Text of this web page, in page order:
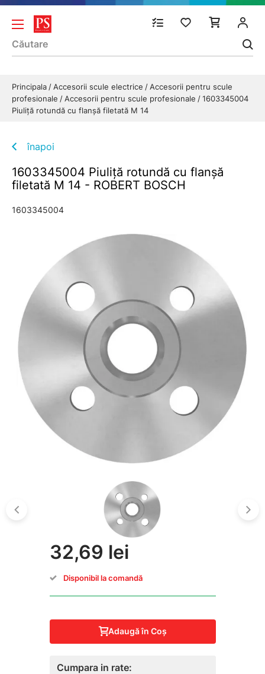
Principala Accesorii scule electrice
Accesorii pentru scule
profesionale
Accesorii pentru scule profesionale
1603345004
Piuliţă rotundă cu flanşă filetată M 14
înapoi
1603345004 Piuliţă rotundă cu flanşă
filetată M 14 - ROBERT BOSCH
1603345004
32,69 lei
Disponibil la comandă
Adaugă în Coş
Cumpara in rate: